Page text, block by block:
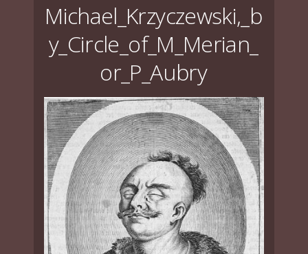
Michael_Krzyczewski,_b
y_Circle_of_M_Merian_
or_P_Aubry